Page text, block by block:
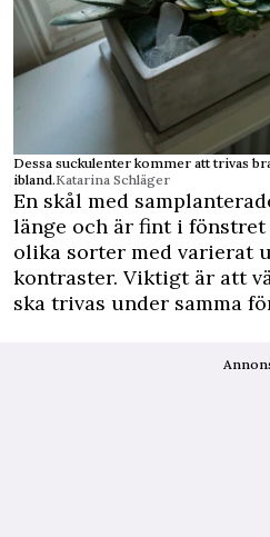
Dessa suckulenter kommer att trivas
ibland.Katarina Schläger
En skål med
länge och är fint i
olika sorter med varierat
kontraster. Viktigt är att
ska trivas under samma